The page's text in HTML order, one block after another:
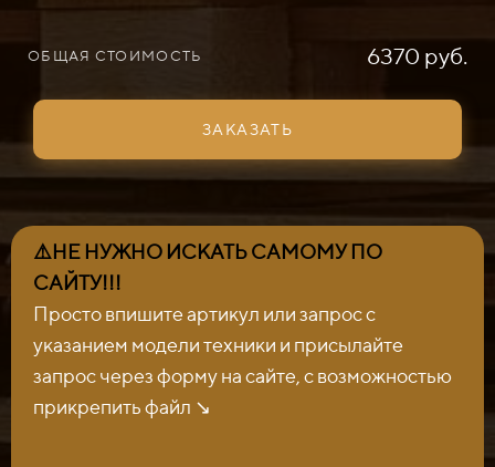
ОБЩАЯ СТОИМОСТЬ 6370 руб.
ЗАКАЗАТЬ
⚠️НЕ НУЖНО ИСКАТЬ САМОМУ ПО
САЙТУ!!!
Просто впишите артикул или запрос с
указанием модели техники и присылайте
запрос через форму на сайте, с возможностью
прикрепить файл ↘️